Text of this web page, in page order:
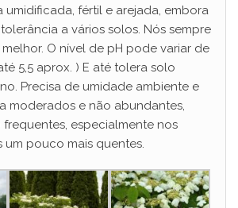
umidificada, fértil e arejada, embora
a vários solos. Nós sempre
O nível de pH pode variar de
5,5 aprox. ) E até tolera solo
Precisa de umidade ambiente e
moderados e não abundantes,
frequentes, especialmente nos
um pouco mais quentes.